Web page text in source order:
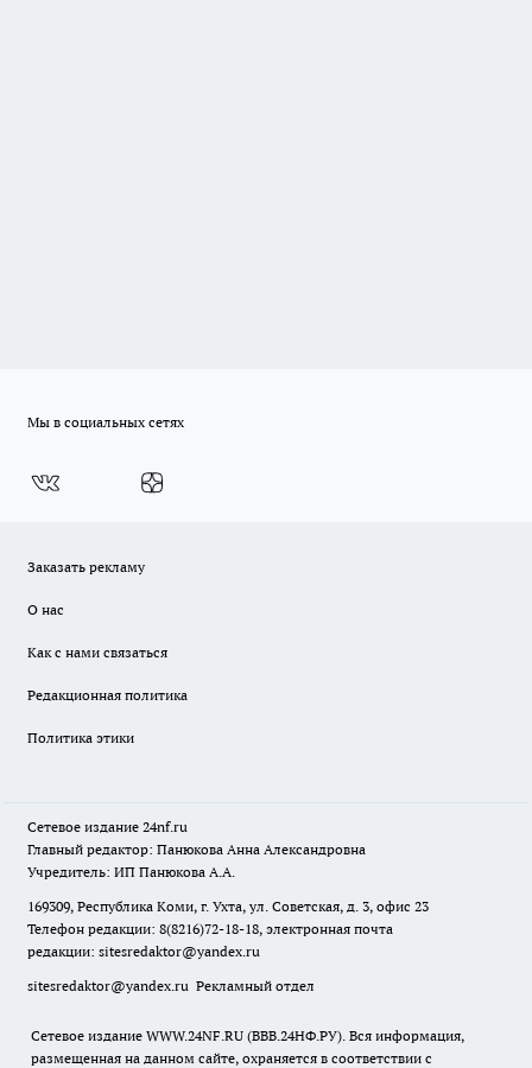
Мы в социальных сетях
Заказать рекламу
О нас
Как с нами связаться
Редакционная политика
Политика этики
Сетевое издание 24nf.ru
Главный редактор: Панюкова Анна Александровна
Учредитель: ИП Панюкова А.А.
169309, Республика Коми, г. Ухта, ул. Советская, д. 3, офис 23
Телефон редакции: 8(8216)72-18-18, электронная почта
редакции: sitesredaktor@yandex.ru
sitesredaktor@yandex.ru Рекламный отдел
Сетевое издание WWW.24NF.RU (ВВВ.24НФ.РУ). Вся информация,
размещенная на данном сайте, охраняется в соответствии с